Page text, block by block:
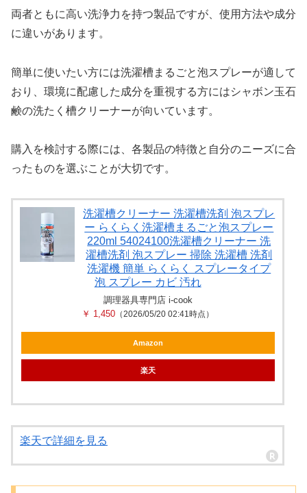
両者ともに高い洗浄力を持つ製品ですが、使用方法や成分
に違いがあります。
簡単に使いたい方には洗濯槽まるごと泡スプレーが適して
おり、環境に配慮した成分を重視する方にはシャボン玉石
鹸の洗たく槽クリーナーが向いています。
購入を検討する際には、各製品の特徴と自分のニーズに合
ったものを選ぶことが大切です。
洗濯槽クリーナー 洗濯槽洗剤 泡スプレ
ー らくらく洗濯槽まるごと泡スプレー
220ml 54024100洗濯槽クリーナー 洗
濯槽洗剤 泡スプレー 掃除 洗濯槽 洗剤
洗濯機 簡単 らくらく スプレータイプ
泡 スプレー カビ 汚れ
調理器具専門店 i-cook
￥ 1,450 （2026/05/20 02:41時点）
Amazon
楽天
楽天で詳細を見る